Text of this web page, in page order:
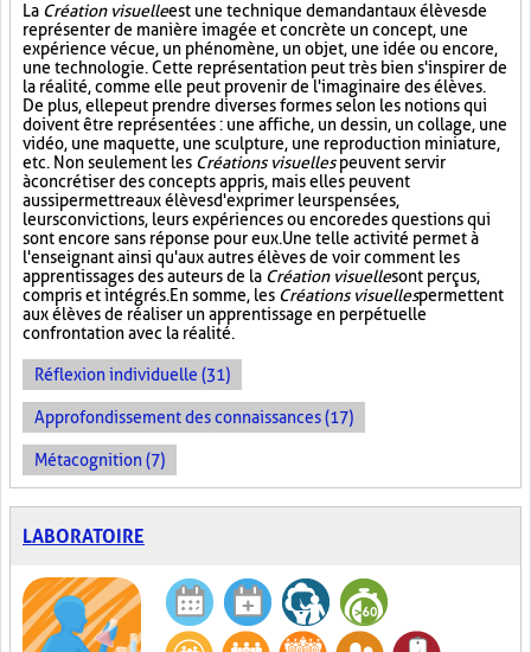
La Création visuelleest une technique demandant aux élèves de
représenter de manière imagée et concrète un concept, une
expérience vécue, un phénomène, un objet, une idée ou encore,
une technologie. Cette représentation peut très bien s'inspirer de
la réalité, comme elle peut provenir de l'imaginaire des élèves.
De plus, elle peut prendre diverses formes selon les notions qui
doivent être représentées : une affiche, un dessin, un collage, une
vidéo, une maquette, une sculpture, une reproduction miniature,
etc. Non seulement les Créations visuellespeuvent servir
à concrétiser des concepts appris, mais elles peuvent
aussi permettre aux élèves d'exprimer leurs pensées,
leurs convictions, leurs expériences ou encore des questions qui
sont encore sans réponse pour eux. Une telle activité permet à
l'enseignant ainsi qu'aux autres élèves de voir comment les
apprentissages des auteurs de la Création visuellesont perçus,
compris et intégrés. En somme, les Créations visuellespermettent
aux élèves de réaliser un apprentissage en perpétuelle
confrontation avec la réalité.
Réflexion individuelle (31)
Approfondissement des connaissances (17)
Métacognition (7)
LABORATOIRE